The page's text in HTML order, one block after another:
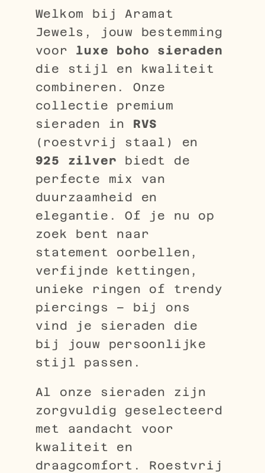
Welkom bij Aramat
Jewels, jouw bestemming
voor luxe boho sieraden
die stijl en kwaliteit
combineren. Onze
collectie premium
sieraden in RVS
(roestvrij staal) en
925 zilver biedt de
perfecte mix van
duurzaamheid en
elegantie. Of je nu op
zoek bent naar
statement oorbellen,
verfijnde kettingen,
unieke ringen of trendy
piercings – bij ons
vind je sieraden die
bij jouw persoonlijke
stijl passen.
Al onze sieraden zijn
zorgvuldig geselecteerd
met aandacht voor
kwaliteit en
draagcomfort. Roestvrij